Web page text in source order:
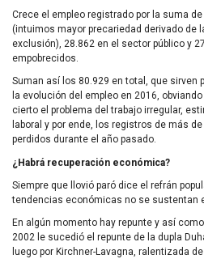
Crece el empleo registrado por la suma
(intuimos mayor precariedad derivado de
exclusión), 28.862 en el sector público y
empobrecidos.
Suman así los 80.929 en total, que sirven
la evolución del empleo en 2016,
cierto el problema del trabajo irregular,
laboral y por ende, los registros de más
perdidos durante el año pasado.
¿Habrá recuperación económica?
Siempre que llovió paró dice el refrán
tendencias económicas no se sustentan
En algún momento hay repunte y así
2002 le sucedió el repunte de la dupla
luego por Kirchner-Lavagna, ralentizada